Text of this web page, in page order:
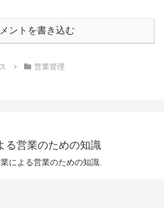
ントを書き込む
営業管理
る営業のための知識
による営業のための知識.